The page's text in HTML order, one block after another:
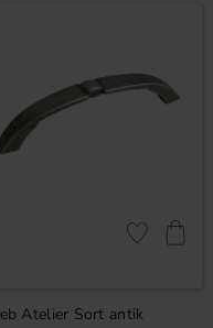
Atelier Sort antik
Gem som